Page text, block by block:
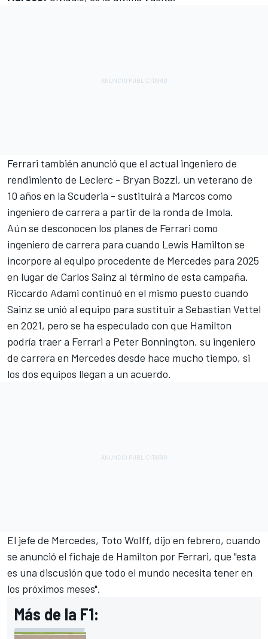
Ferrari también anunció que el actual ingeniero de
rendimiento de Leclerc - Bryan Bozzi, un veterano de
10 años en la Scuderia - sustituirá a Marcos como
ingeniero de carrera a partir de la ronda de Imola.
Aún se desconocen los planes de Ferrari como
ingeniero de carrera para cuando Lewis Hamilton se
incorpore al equipo procedente de Mercedes para 2025
en lugar de Carlos Sainz al término de esta campaña.
Riccardo Adami continuó en el mismo puesto cuando
Sainz se unió al equipo para sustituir a Sebastian Vettel
en 2021, pero se ha especulado con que Hamilton
podría traer a Ferrari a Peter Bonnington, su ingeniero
de carrera en Mercedes desde hace mucho tiempo, si
los dos equipos llegan a un acuerdo.
El jefe de Mercedes, Toto Wolff, dijo en febrero, cuando
se anunció el fichaje de Hamilton por Ferrari, que "esta
es una discusión que todo el mundo necesita tener en
los próximos meses".
Más de la F1: